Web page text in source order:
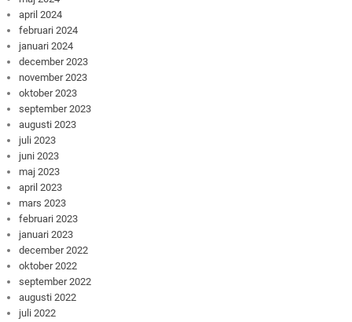
april 2024
februari 2024
januari 2024
december 2023
november 2023
oktober 2023
september 2023
augusti 2023
juli 2023
juni 2023
maj 2023
april 2023
mars 2023
februari 2023
januari 2023
december 2022
oktober 2022
september 2022
augusti 2022
juli 2022